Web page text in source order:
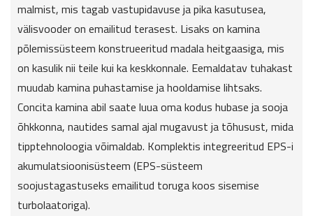
malmist, mis tagab vastupidavuse ja pika kasutusea,
välisvooder on emailitud terasest. Lisaks on kamina
põlemissüsteem konstrueeritud madala heitgaasiga, mis
on kasulik nii teile kui ka keskkonnale. Eemaldatav tuhakast
muudab kamina puhastamise ja hooldamise lihtsaks.
Concita kamina abil saate luua oma kodus hubase ja sooja
õhkkonna, nautides samal ajal mugavust ja tõhusust, mida
tipptehnoloogia võimaldab. Komplektis integreeritud EPS-i
akumulatsioonisüsteem (EPS-süsteem
soojustagastuseks emailitud toruga koos sisemise
turbolaatoriga).